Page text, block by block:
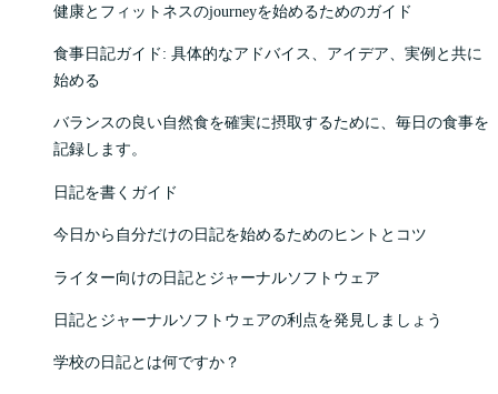
健康とフィットネスのjourneyを始めるためのガイド
食事日記ガイド: 具体的なアドバイス、アイデア、実例と共に
始める
バランスの良い自然食を確実に摂取するために、毎日の食事を
記録します。
日記を書くガイド
今日から自分だけの日記を始めるためのヒントとコツ
ライター向けの日記とジャーナルソフトウェア
日記とジャーナルソフトウェアの利点を発見しましょう
学校の日記とは何ですか？